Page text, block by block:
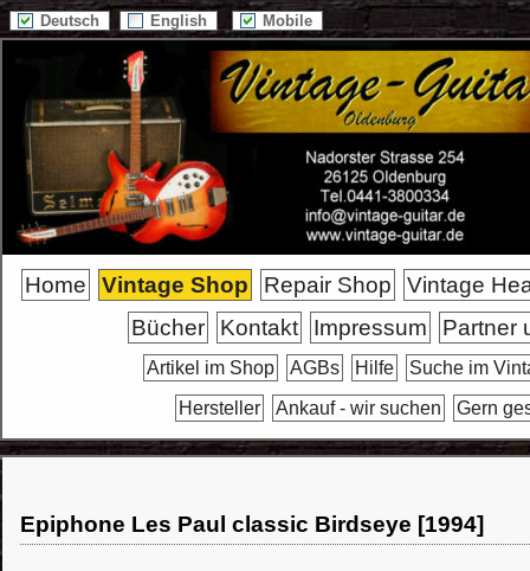
Deutsch English Mobile
Home Vintage Shop Repair Shop
Vintage
Bücher
Kontakt Impressum Partner
Artikel im Shop AGBs Hilfe
Suche im
Hersteller
Ankauf - wir suchen Gern
Epiphone Les Paul classic Birdseye [1994]